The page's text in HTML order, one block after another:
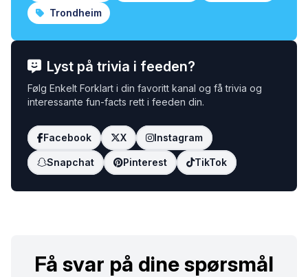
Trondheim
Lyst på trivia i feeden?
Følg Enkelt Forklart i din favoritt kanal og få trivia og
interessante fun-facts rett i feeden din.
Facebook X Instagram
Snapchat Pinterest TikTok
Få svar på dine spørsmål